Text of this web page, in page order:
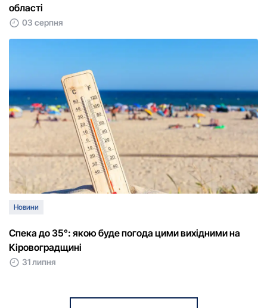
області
03 серпня
Новини
Спека до 35°: якою буде погода цими вихідними на
Кіровоградщині
31 липня